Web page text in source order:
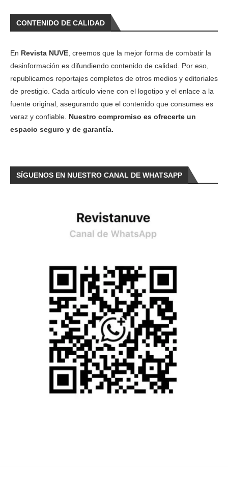
CONTENIDO DE CALIDAD
En Revista NUVE, creemos que la mejor forma de combatir la
desinformación es difundiendo contenido de calidad. Por eso,
republicamos reportajes completos de otros medios y editoriales
de prestigio. Cada artículo viene con el logotipo y el enlace a la
fuente original, asegurando que el contenido que consumes es
veraz y confiable. Nuestro compromiso es ofrecerte un
espacio seguro y de garantía.
SÍGUENOS EN NUESTRO CANAL DE WHATSAPP